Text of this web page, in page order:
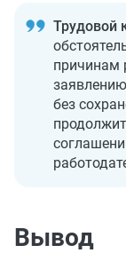
Трудовой
причинам
без
Вывод